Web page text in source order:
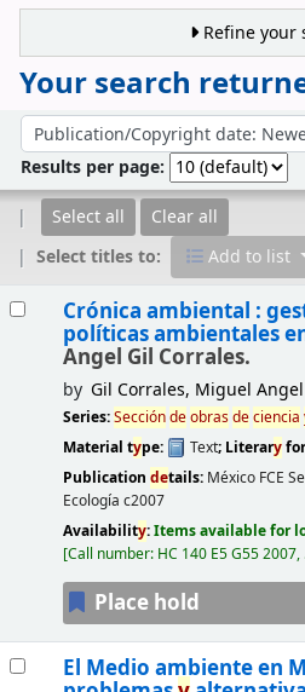
Refine your
Your search
Sort by:
Results per page:
Select all
Clear all
Select titles to:
Add to list
Crónica ambiental :
políticas ambientales
Angel Gil Corrales.
by Gil Corrales, Miguel Angel
Series:Seccióndeobrasdeciencia
Material type: Text; Literary
Publication details: México FCE
Ecología c2007
Availability:Items available for
Call number: HC 140 E5 G55 2007,
Place hold
El Medio ambiente en